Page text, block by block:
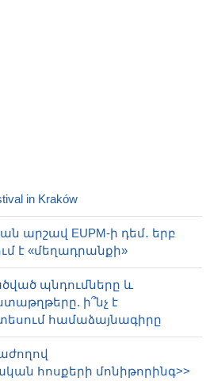
in Kraków
EUPM-ի դեմ․ երբ
է «մեղադրանքի»
պնդումները և
ի՞նչ է
համաձայնագիրը
հոսքերի մոնիթորինգ>>